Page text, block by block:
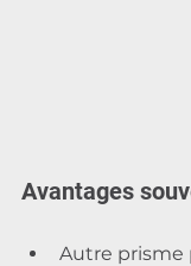
Avantages
Autre prisme